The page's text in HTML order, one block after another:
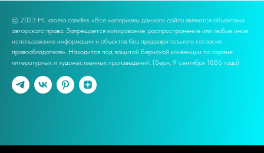
© 2023 HL aroma candles «Все материалы данного сайта являются объектами
авторского права. Запрещается копирование, распространение или любое иное
использование информации и объектов без предварительного согласия
правообладателя». Находится под защитой Бернской конвенции по охране
литературных и художественных произведений. (Берн, 9 сентября 1886 года)